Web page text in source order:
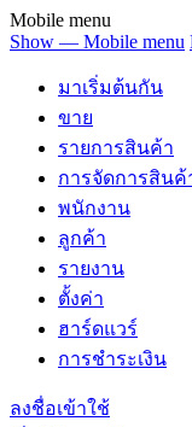
Mobile menu
Show — Mobile menu
มาเริ่มต้นกัน
ขาย
รายการสินค้า
การจัดการสินค้
พนักงาน
ลูกค้า
รายงาน
ตั้งค่า
ฮาร์ดแวร์
การชำระเงิน
ลงชื่อเข้าใช้